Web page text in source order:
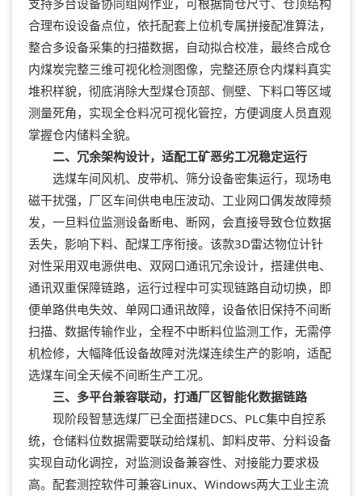
合理布设设备点位，依托配套上位机专属拼接配准算法，
整合多设备采集的扫描数据，自动拟合校准，最终合成仓
内煤炭完整三维可视化检测图像，完整还原仓内煤料真实
堆积样貌，彻底消除大型煤仓顶部、侧壁、下料口等区域
测量死角，实现全仓料况可视化管控，方便调度人员直观
掌握仓内储料全貌。
二、冗余架构设计，适配工矿恶劣工况稳定运行
选煤车间风机、皮带机、筛分设备密集运行，现场电
磁干扰强，厂区车间供电电压波动、工业网口偶发故障频
发，一旦料位监测设备断电、断网，会直接导致仓位数据
丢失，影响下料、配煤工序衔接。该款3D雷达物位计针
对性采用双电源供电、双网口通讯冗余设计，搭建供电、
通讯双重保障链路，运行过程中可实现链路自动切换，即
便单路供电失效、单网口通讯故障，设备依旧保持不间断
扫描、数据传输作业，全程不中断料位监测工作，无需停
机检修，大幅降低设备故障对洗煤连续生产的影响，适配
选煤车间全天候不间断生产工况。
三、多平台兼容联动，打通厂区智能化数据链路
现阶段智慧选煤厂已全面搭建DCS、PLC集中自控系
统，仓储料位数据需要联动给煤机、卸料皮带、分料设备
实现自动化调控，对监测设备兼容性、对接能力要求极
高。配套测控软件可兼容Linux、Windows两大工业主流